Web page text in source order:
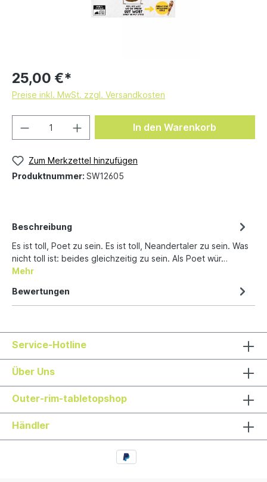
25,00 €*
Preise inkl. MwSt. zzgl. Versandkosten
In den Warenkorb
Zum Merkzettel hinzufügen
Produktnummer: SW12605
Beschreibung
Es ist toll, Poet zu sein. Es ist toll, Neandertaler zu sein. Was
nicht toll ist: beides gleichzeitig zu sein. Als Poet wür…
Mehr
Bewertungen
Service-Hotline
Über Uns
Outer-rim-tabletopshop
Händler